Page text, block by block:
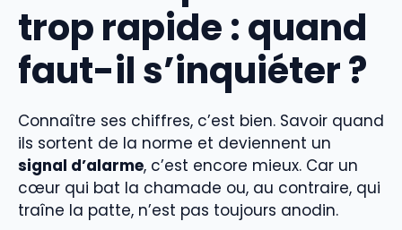
trop rapide : quand
faut-il s’inquiéter ?
Connaître ses chiffres, c’est bien. Savoir quand
ils sortent de la norme et deviennent un
signal d’alarme, c’est encore mieux. Car un
cœur qui bat la chamade ou, au contraire, qui
traîne la patte, n’est pas toujours anodin.